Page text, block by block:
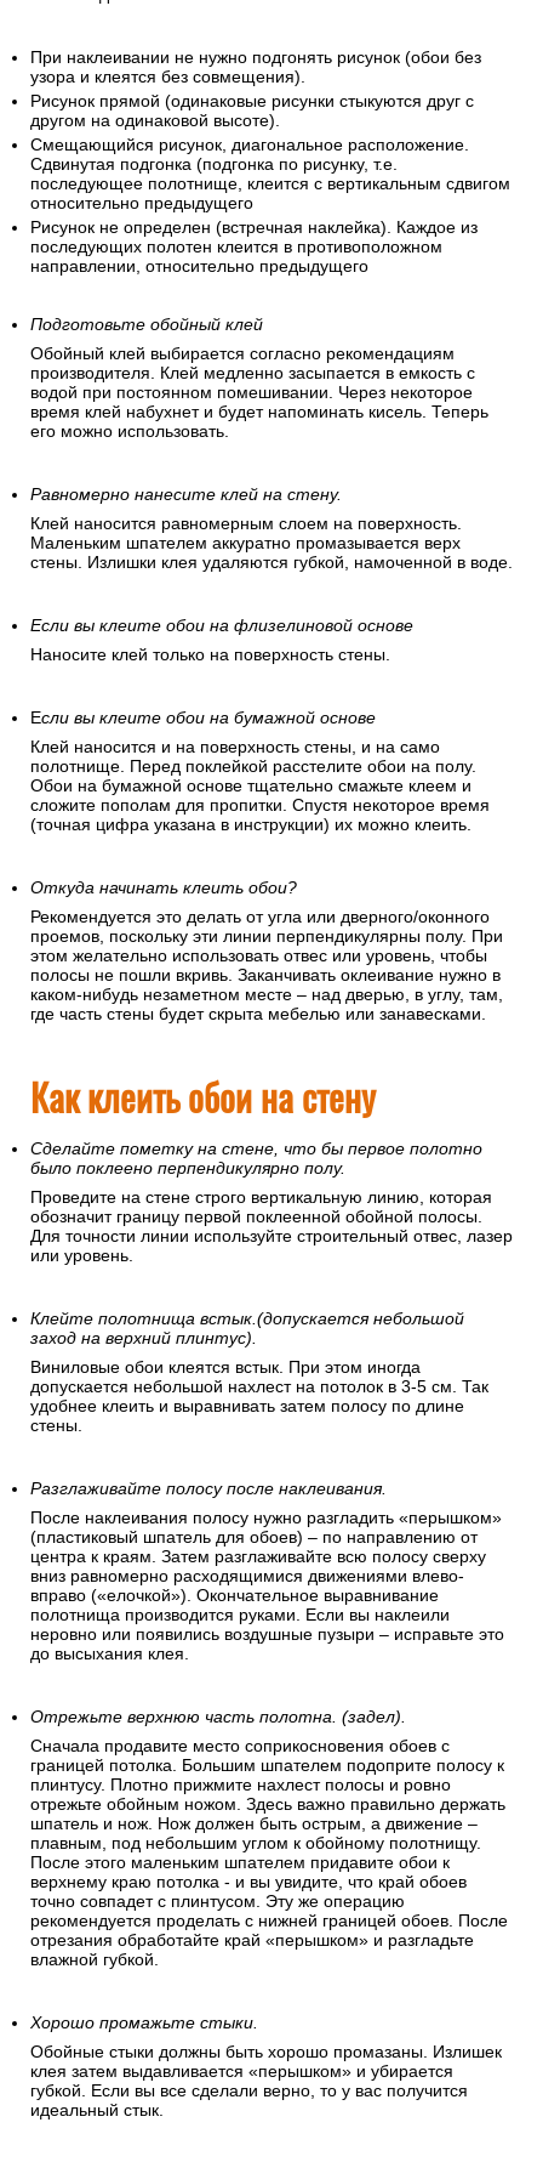
При наклеивании не нужно подгонять рисунок (обои без
узора и клеятся без совмещения).
Рисунок прямой (одинаковые рисунки стыкуются друг с
другом на одинаковой высоте).
Смещающийся рисунок, диагональное расположение.
Сдвинутая подгонка (подгонка по рисунку, т.е.
последующее полотнище, клеится с вертикальным сдвигом
относительно предыдущего
Рисунок не определен (встречная наклейка). Каждое из
последующих полотен клеится в противоположном
направлении, относительно предыдущего
Подготовьте обойный клей
Обойный клей выбирается согласно рекомендациям
производителя. Клей медленно засыпается в емкость с
водой при постоянном помешивании. Через некоторое
время клей набухнет и будет напоминать кисель. Теперь
его можно использовать.
Равномерно нанесите клей на стену.
Клей наносится равномерным слоем на поверхность.
Маленьким шпателем аккуратно промазывается верх
стены. Излишки клея удаляются губкой, намоченной в воде.
Если вы клеите обои на флизелиновой основе
Наносите клей только на поверхность стены.
Если вы клеите обои на бумажной основе
Клей наносится и на поверхность стены, и на само
полотнище. Перед поклейкой расстелите обои на полу.
Обои на бумажной основе тщательно смажьте клеем и
сложите пополам для пропитки. Спустя некоторое время
(точная цифра указана в инструкции) их можно клеить.
Откуда начинать клеить обои?
Рекомендуется это делать от угла или дверного/оконного
проемов, поскольку эти линии перпендикулярны полу. При
этом желательно использовать отвес или уровень, чтобы
полосы не пошли вкривь. Заканчивать оклеивание нужно в
каком-нибудь незаметном месте – над дверью, в углу, там,
где часть стены будет скрыта мебелью или занавесками.
Как клеить обои на стену
Сделайте пометку на стене, что бы первое полотно
было поклеено перпендикулярно полу.
Проведите на стене строго вертикальную линию, которая
обозначит границу первой поклеенной обойной полосы.
Для точности линии используйте строительный отвес, лазер
или уровень.
Клейте полотнища встык.(допускается небольшой
заход на верхний плинтус).
Виниловые обои клеятся встык. При этом иногда
допускается небольшой нахлест на потолок в 3-5 см. Так
удобнее клеить и выравнивать затем полосу по длине
стены.
Разглаживайте полосу после наклеивания.
После наклеивания полосу нужно разгладить «перышком»
(пластиковый шпатель для обоев) – по направлению от
центра к краям. Затем разглаживайте всю полосу сверху
вниз равномерно расходящимися движениями влево-
вправо («елочкой»). Окончательное выравнивание
полотнища производится руками. Если вы наклеили
неровно или появились воздушные пузыри – исправьте это
до высыхания клея.
Отрежьте верхнюю часть полотна. (задел).
Сначала продавите место соприкосновения обоев с
границей потолка. Большим шпателем подоприте полосу к
плинтусу. Плотно прижмите нахлест полосы и ровно
отрежьте обойным ножом. Здесь важно правильно держать
шпатель и нож. Нож должен быть острым, а движение –
плавным, под небольшим углом к обойному полотнищу.
После этого маленьким шпателем придавите обои к
верхнему краю потолка - и вы увидите, что край обоев
точно совпадет с плинтусом. Эту же операцию
рекомендуется проделать с нижней границей обоев. После
отрезания обработайте край «перышком» и разгладьте
влажной губкой.
Хорошо промажьте стыки.
Обойные стыки должны быть хорошо промазаны. Излишек
клея затем выдавливается «перышком» и убирается
губкой. Если вы все сделали верно, то у вас получится
идеальный стык.